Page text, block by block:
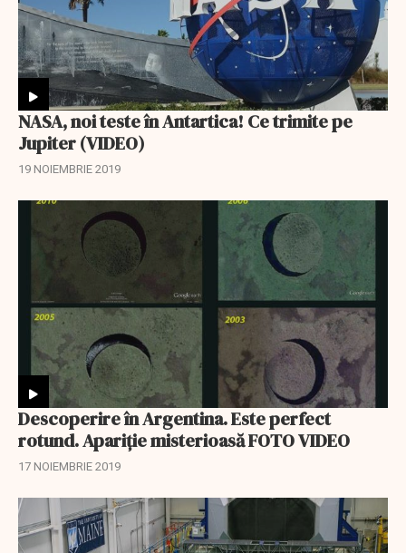
NASA, noi teste în Antartica! Ce trimite pe
Jupiter (VIDEO)
19 NOIEMBRIE 2019
Descoperire în Argentina. Este perfect
rotund. Apariție misterioasă FOTO VIDEO
17 NOIEMBRIE 2019